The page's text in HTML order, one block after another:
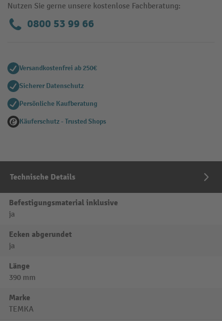
Nutzen Sie gerne unsere kostenlose Fachberatung:
0800 53 99 66
Versandkostenfrei ab 250€
Sicherer Datenschutz
Persönliche Kaufberatung
Käuferschutz - Trusted Shops
Technische Details
Befestigungsmaterial inklusive
ja
Ecken abgerundet
ja
Länge
390 mm
Marke
TEMKA